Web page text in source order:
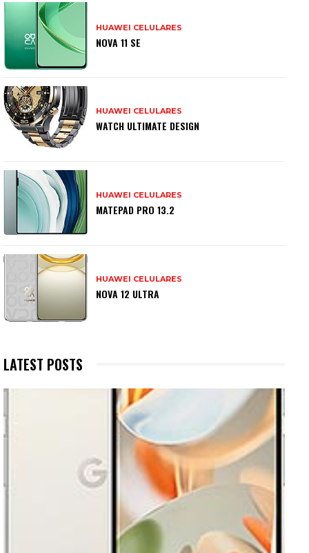
HUAWEI CELULARES
NOVA 11 SE
HUAWEI CELULARES
WATCH ULTIMATE DESIGN
HUAWEI CELULARES
MATEPAD PRO 13.2
HUAWEI CELULARES
NOVA 12 ULTRA
LATEST POSTS